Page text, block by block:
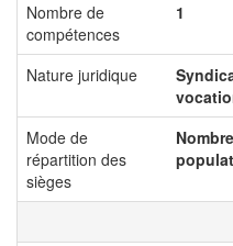
Nombre de
compétences
1
Nature juridique
Mode de
répartition des
sièges